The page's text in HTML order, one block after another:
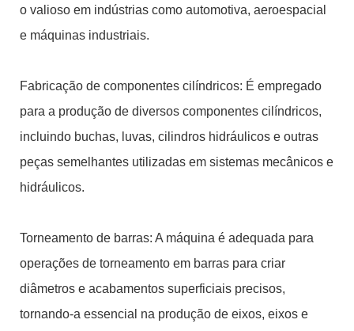
o valioso em indústrias como automotiva, aeroespacial
e máquinas industriais.
Fabricação de componentes cilíndricos: É empregado
para a produção de diversos componentes cilíndricos,
incluindo buchas, luvas, cilindros hidráulicos e outras
peças semelhantes utilizadas em sistemas mecânicos e
hidráulicos.
Torneamento de barras: A máquina é adequada para
operações de torneamento em barras para criar
diâmetros e acabamentos superficiais precisos,
tornando-a essencial na produção de eixos, eixos e